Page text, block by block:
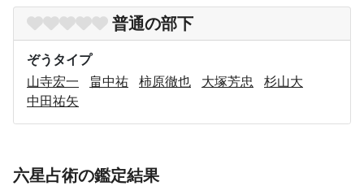
普通の部下
ぞうタイプ
山寺宏一
畠中祐 柿原徹也 大塚芳忠
杉山大
中田祐矢
六星占術の鑑定結果